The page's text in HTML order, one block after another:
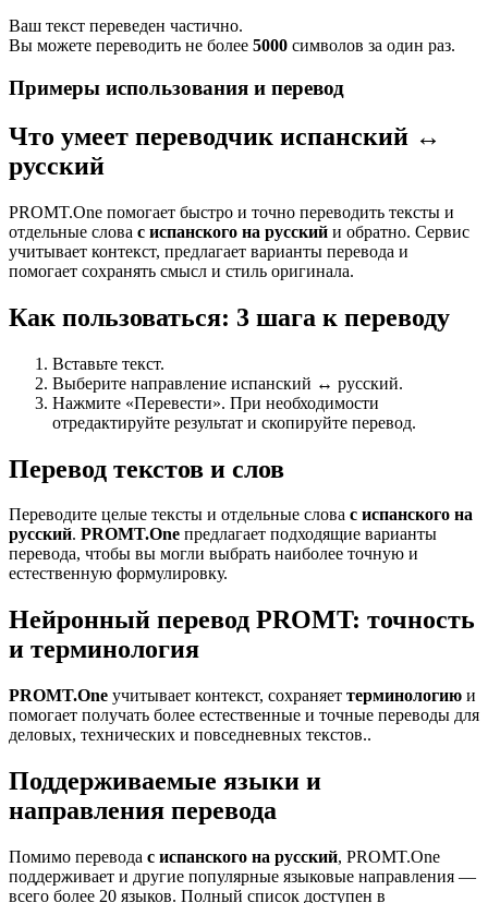
Ваш текст переведен частично.
Вы можете переводить не более 5000 символов за один раз.
Примеры использования и перевод
Что умеет переводчик испанский ↔
русский
PROMT.One помогает быстро и точно переводить тексты и
отдельные слова с испанского на русский и обратно. Сервис
учитывает контекст, предлагает варианты перевода и
помогает сохранять смысл и стиль оригинала.
Как пользоваться: 3 шага к переводу
Вставьте текст.
Выберите направление испанский ↔ русский.
Нажмите «Перевести». При необходимости
отредактируйте результат и скопируйте перевод.
Перевод текстов и слов
Переводите целые тексты и отдельные слова с испанского на
русский. PROMT.One предлагает подходящие варианты
перевода, чтобы вы могли выбрать наиболее точную и
естественную формулировку.
Нейронный перевод PROMT: точность
и терминология
PROMT.One учитывает контекст, сохраняет терминологию и
помогает получать более естественные и точные переводы для
деловых, технических и повседневных текстов..
Поддерживаемые языки и
направления перевода
Помимо перевода с испанского на русский, PROMT.One
поддерживает и другие популярные языковые направления —
всего более 20 языков. Полный список доступен в